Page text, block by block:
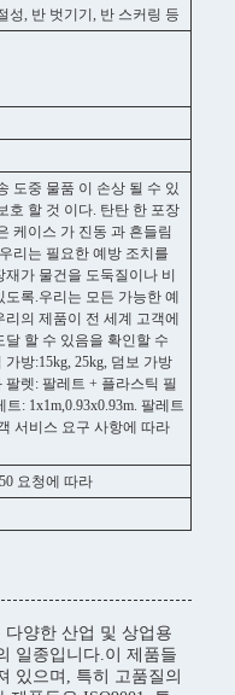
성, 반 벗기기, 반 스커링 등
도중 물품 이 손상 될 수 있
호 할 것 이다. 탄탄 한 포장
케이스 가 진동 과 흔들림
리는 필요한 예방 조치를
가 물건을 도둑질이나 비
록.우리는 모든 가능한 예
의 제품이 전 세계 고객에
할 수 있음을 확인할 수
방:15kg, 25kg, 덤보 가방
팔렛: 팔레트 + 플라스틱 필
: 1x1m,0.93x0.93m. 팔레트
서비스 요구 사항에 따라
요청에 따라
양한 산업 및 상업용
일종입니다.이 제품들
있으며, 특히 고품질의